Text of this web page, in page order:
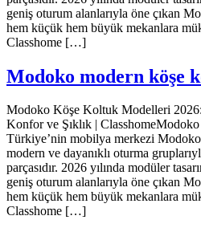
geniş oturum alanlarıyla öne çıkan
hem küçük hem büyük mekanlara
Classhome […]
Modoko modern köşe
Modoko Köşe Koltuk Modelleri
Konfor ve Şıklık |
Türkiye’nin mobilya merkezi
modern ve dayanıklı oturma
parçasıdır. 2026 yılında modüler
geniş oturum alanlarıyla öne çıkan
hem küçük hem büyük mekanlara
Classhome […]